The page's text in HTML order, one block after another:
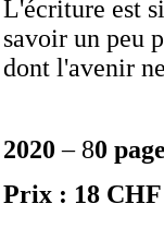
L'écriture est
savoir un peu
dont l'avenir
2020 – 80
Prix : 18 CHF